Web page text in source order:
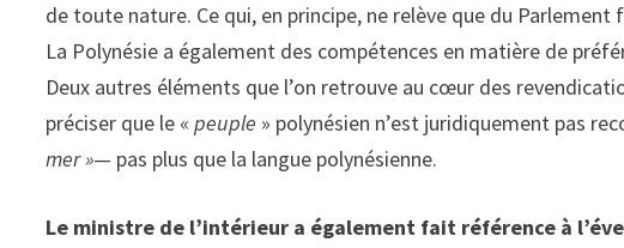
de toute nature. Ce qui, en principe, ne relève que du Parlement
La Polynésie a également des compétences en matière de
Deux autres éléments que l’on retrouve au cœur des
préciser que le «peuple » polynésien n’est juridiquement pas
mer »— pas plus que la langue polynésienne.
Le ministre de l’intérieur a également fait référence à